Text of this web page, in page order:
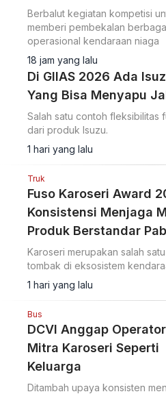
Berbalut kegiatan kompetisi
memberi pembekalan
operasional kendaraan niaga
18 jam yang lalu
Di GIIAS 2026 Ada
Yang Bisa Menyapu
Salah satu contoh fleksibilitas
dari produk Isuzu.
1 hari yang lalu
Truk
Fuso Karoseri Award
Konsistensi Menjaga
Produk Berstandar
Karoseri merupakan salah
tombak di eksosistem
1 hari yang lalu
Bus
DCVI Anggap
Mitra Karoseri Seperti
Keluarga
Ditambah upaya konsisten